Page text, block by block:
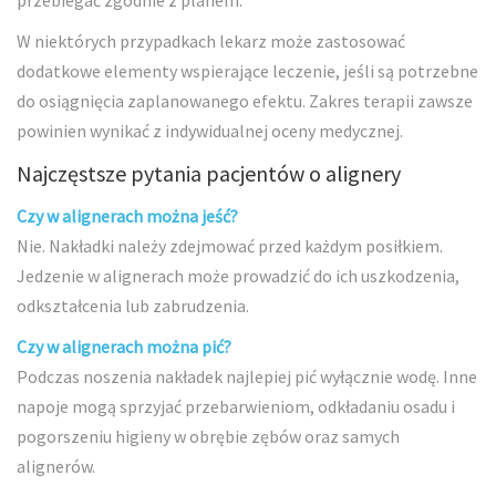
W niektórych przypadkach lekarz może zastosować
dodatkowe elementy wspierające leczenie, jeśli są potrzebne
do osiągnięcia zaplanowanego efektu. Zakres terapii zawsze
powinien wynikać z indywidualnej oceny medycznej.
Najczęstsze pytania pacjentów o alignery
Czy w alignerach można jeść?
Nie. Nakładki należy zdejmować przed każdym posiłkiem.
Jedzenie w alignerach może prowadzić do ich uszkodzenia,
odkształcenia lub zabrudzenia.
Czy w alignerach można pić?
Podczas noszenia nakładek najlepiej pić wyłącznie wodę. Inne
napoje mogą sprzyjać przebarwieniom, odkładaniu osadu i
pogorszeniu higieny w obrębie zębów oraz samych
alignerów.